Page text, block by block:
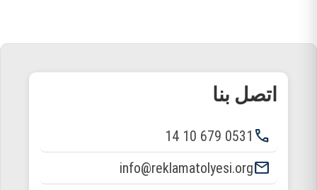
اتصل بنا
phone
0531 679 10 14
email
info@reklamatolyesi.org